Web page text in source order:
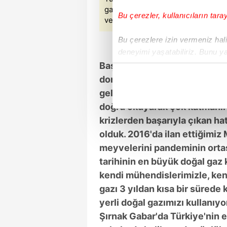
Bu çerezler, kullanıcıların
Bu çerezlere izin vermeniz
deneyimi yaşatabiliriz. Bunu
içerikleri sunabilmek adına
Sizlere daha iyi bir hizmet
çerezler vasıtasıyla çeşitli
amacıyla kullanılmaktadır.
reklam/pazarlama faaliyetlerinin
Çerezlere ilişkin tercihlerinizi
butonuna tıklayabilir,
Çerez
6698 sayılı Kişisel Verilerin
gaz ve petrol keşiflerinde önemli
ve AA'dan alınmıştır.)
Başkan Erdoğan'ın kararlı
donanımlı, birikimli yönetim
gelen krizlerle baş etmeyi
doğru okuyarak çok
krizlerden başarıyla çıkan
olduk. 2016'da ilan ettiğimiz
meyvelerini pandeminin
tarihinin en büyük doğal gaz
kendi mühendislerimizle,
gazı 3 yıldan kısa bir
yerli doğal gazımızı
Şırnak Gabar'da Türkiye'nin